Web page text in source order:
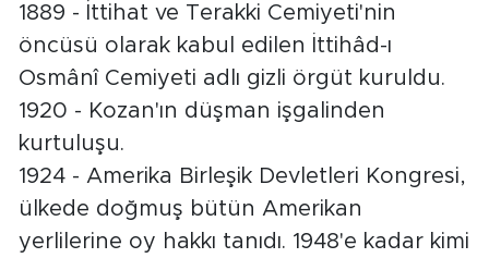
1889 - İttihat ve Terakki Cemiyeti'nin
öncüsü olarak kabul edilen İttihâd-ı
Osmânî Cemiyeti adlı gizli örgüt kuruldu.
1920 - Kozan'ın düşman işgalinden
kurtuluşu.
1924 - Amerika Birleşik Devletleri Kongresi,
ülkede doğmuş bütün Amerikan
yerlilerine oy hakkı tanıdı. 1948'e kadar kimi